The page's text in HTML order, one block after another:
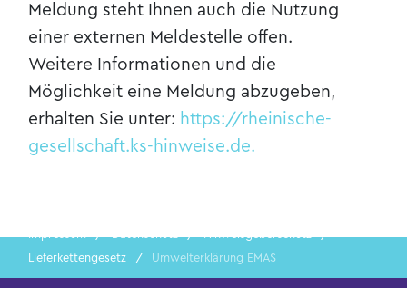
Meldung steht Ihnen auch die Nutzung
einer externen Meldestelle offen.
Weitere Informationen und die
Möglichkeit eine Meldung abzugeben,
erhalten Sie unter: https://rheinische-
gesellschaft.ks-hinweise.de.
Lieferkettengesetz Umwelterklärung EMAS